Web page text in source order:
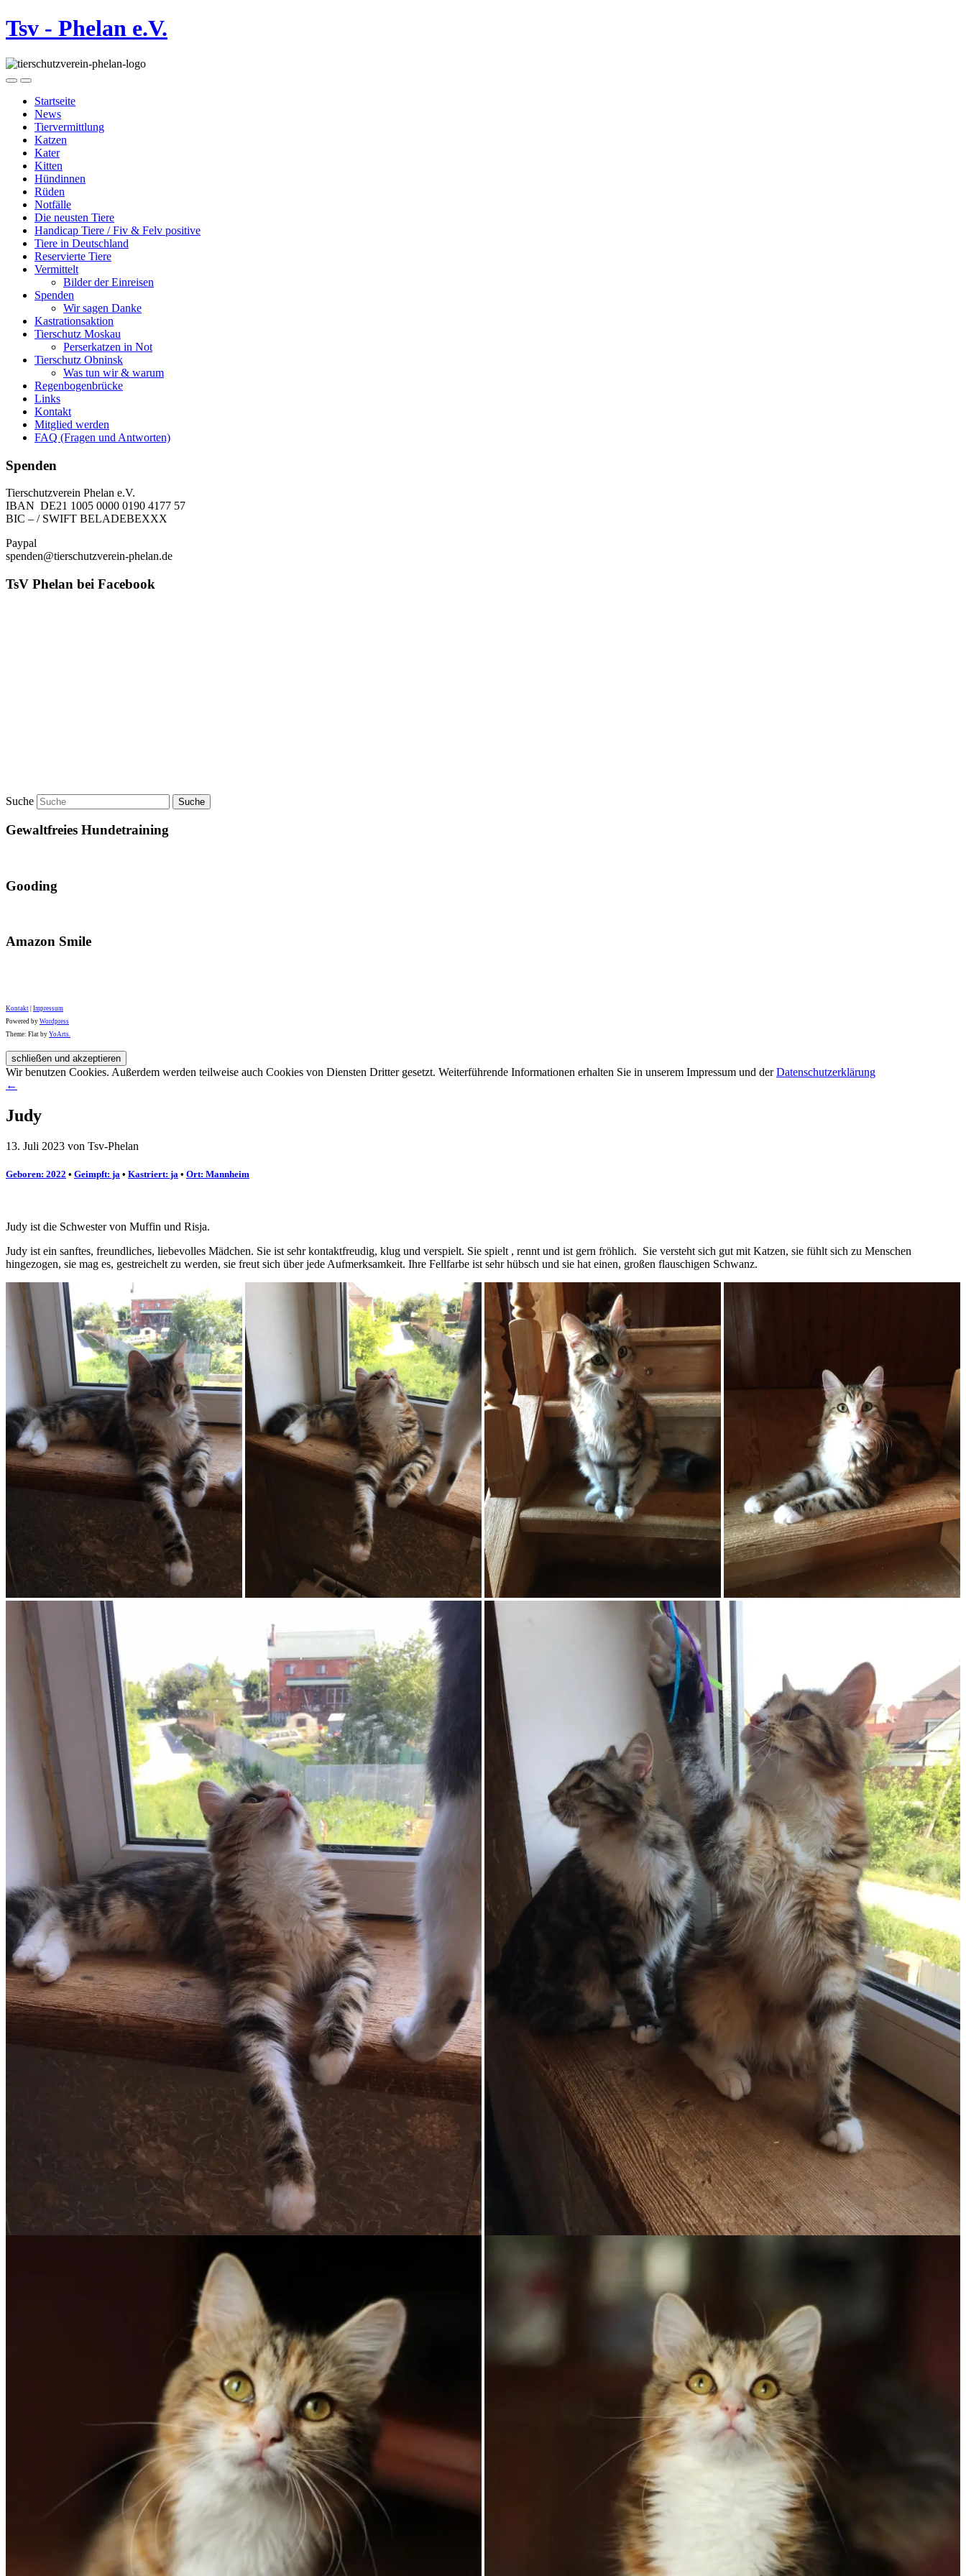
Tsv - Phelan e.V.
Startseite
News
Tiervermittlung
Katzen
Kater
Kitten
Hündinnen
Rüden
Notfälle
Die neusten Tiere
Handicap Tiere / Fiv & Felv positive
Tiere in Deutschland
Reservierte Tiere
Vermittelt
Bilder der Einreisen
Spenden
Wir sagen Danke
Kastrationsaktion
Tierschutz Moskau
Perserkatzen in Not
Tierschutz Obninsk
Was tun wir & warum
Regenbogenbrücke
Links
Kontakt
Mitglied werden
FAQ (Fragen und Antworten)
Spenden
Tierschutzverein Phelan e.V.
IBAN DE21 1005 0000 0190 4177 57
BIC – / SWIFT BELADEBEXXX
Paypal
spenden@tierschutzverein-phelan.de
TsV Phelan bei Facebook
Suche
Gewaltfreies Hundetraining
Gooding
Amazon Smile
Kontakt Impressum
Powered by Wordpress
Theme: Flat by YoArts.
Wir benutzen Cookies. Außerdem werden teilweise auch Cookies von Diensten Dritter gesetzt. Weiterführende Informationen erhalten Sie in unserem Impressum und derDatenschutzerklärung
←
Judy
13. Juli 2023 von Tsv-Phelan
Geboren: 2022 • Geimpft: ja • Kastriert: ja • Ort: Mannheim
Judy ist die Schwester von Muffin und Risja.
Judy ist ein sanftes, freundliches, liebevolles Mädchen. Sie ist sehr kontaktfreudig, klug und verspielt. Sie spielt , rennt und ist gern fröhlich. Sie versteht sich gut mit Katzen, sie fühlt sich zu Menschen
hingezogen, sie mag es, gestreichelt zu werden, sie freut sich über jede Aufmerksamkeit. Ihre Fellfarbe ist sehr hübsch und sie hat einen, großen flauschigen Schwanz.